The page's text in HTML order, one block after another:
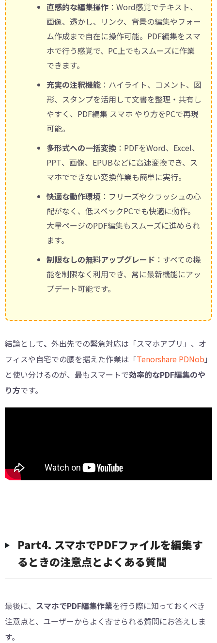
直感的な編集操作 ：Word感覚でテキスト、
画像、透かし、リンク、背景の編集やフォー
ム作成まで自在に操作可能。PDF編集をスマ
ホで行う感覚で、PC上でもスムーズに作業
できます。
充実の注釈機能 ：ハイライト、コメント、図
形、スタンプを活用して文書を整理・共有し
やすく、PDF編集 スマホ やり方をPCで再現
可能。
多形式への一括変換 ：PDFをWord、Excel、
PPT、画像、EPUBなどに高速変換でき、ス
マホでできない変換作業も簡単に実行。
快適な動作環境 ：フリーズやクラッシュの心
配がなく、低スペックPCでも快適に動作。
大量ページのPDF編集もスムーズに進められ
ます。
制限なしの無料アップグレード ：すべての機
能を制限なく利用でき、常に最新機能にアッ
プデート可能です。
結論として、 外出先での緊急対応は「スマホアプリ」、オ
フィスや自宅での腰を据えた作業は「Tenorshare PDNob」
と使い分けるのが、最もスマートで効率的なPDF編集のや
り方です。
︎Part4. スマホでPDFファイルを編集す
るときの注意点とよくある質問
最後に、 スマホでPDF編集作業を行う際に知っておくべき
注意点と、ユーザーからよく寄せられる質問にお答えしま
す。